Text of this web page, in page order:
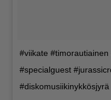
#viikate
#specialguest
#diskomusiikinykkösjyrä